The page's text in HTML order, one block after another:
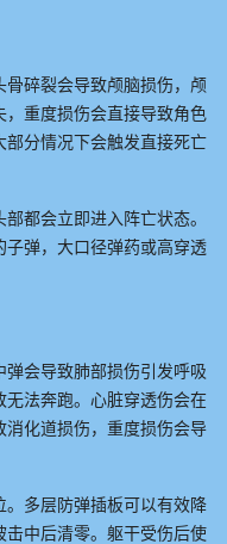
碎裂会导致颅脑损伤，颅
，重度损伤会直接导致角色
分情况下会触发直接死亡
都会立即进入阵亡状态。
子弹，大口径弹药或高穿透
会导致肺部损伤引发呼吸
无法奔跑。心脏穿透伤会在
化道损伤，重度损伤会导
多层防弹插板可以有效降
中后清零。躯干受伤后使